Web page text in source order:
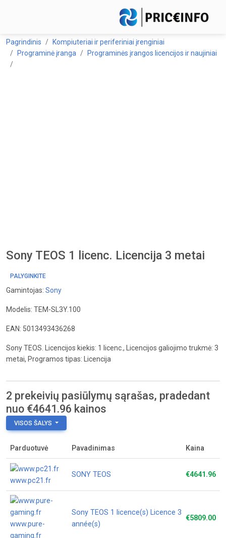
Pagrindinis
Kompiuteriai ir periferiniai įrenginiai
Programinė įranga
Programinės įrangos licencijos ir naujiniai
Sony TEOS 1 licenc. Licencija 3 metai
PALYGINKITE
Gamintojas: Sony
Modelis: TEM-SL3Y.100
EAN: 5013493436268
Sony TEOS. Licencijos kiekis: 1 licenc., Licencijos galiojimo trukmė: 3
metai, Programos tipas: Licencija
2 prekeivių pasiūlymų sąrašas, pradedant
nuo €4641.96 kainos
VISOS ŠALYS
Parduotuvė Pavadinimas Kaina
www.pc21.fr
SONY TEOS €4641.96
www.pure-
gaming.fr
Sony TEOS 1 licence(s) Licence 3
année(s)
€5809.00